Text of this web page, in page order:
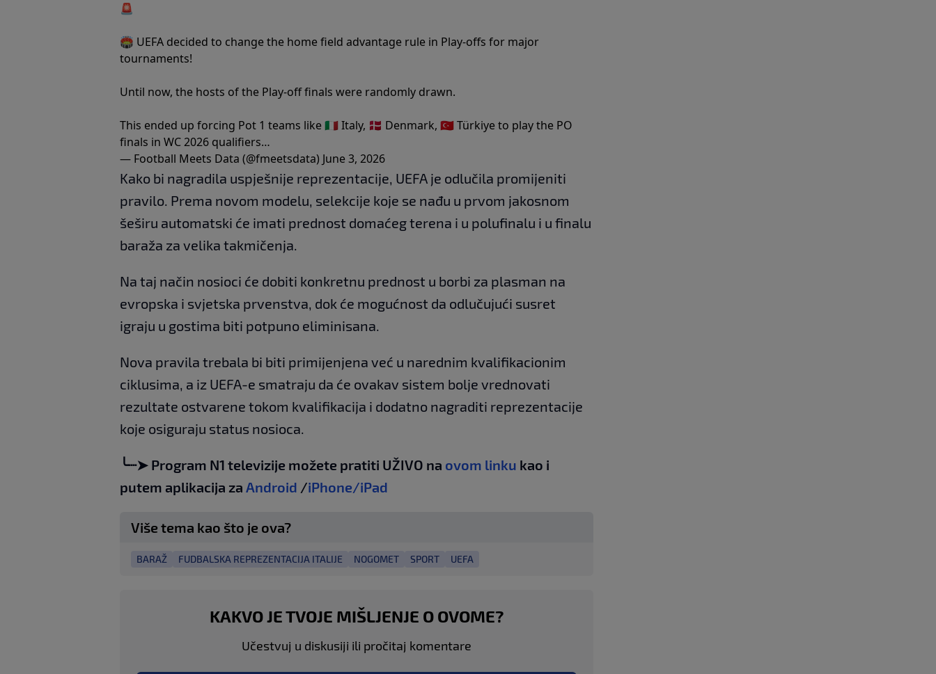
🚨
🏟️ UEFA decided to change the home field advantage rule in Play-offs for major
tournaments!
Until now, the hosts of the Play-off finals were randomly drawn.
This ended up forcing Pot 1 teams like 🇮🇹 Italy, 🇩🇰 Denmark, 🇹🇷 Türkiye to play the PO
finals in WC 2026 qualifiers…
— Football Meets Data (@fmeetsdata) June 3, 2026
Kako bi nagradila uspješnije reprezentacije, UEFA je odlučila promijeniti
pravilo. Prema novom modelu, selekcije koje se nađu u prvom jakosnom
šeširu automatski će imati prednost domaćeg terena i u polufinalu i u finalu
baraža za velika takmičenja.
Na taj način nosioci će dobiti konkretnu prednost u borbi za plasman na
evropska i svjetska prvenstva, dok će mogućnost da odlučujući susret
igraju u gostima biti potpuno eliminisana.
Nova pravila trebala bi biti primijenjena već u narednim kvalifikacionim
ciklusima, a iz UEFA-e smatraju da će ovakav sistem bolje vrednovati
rezultate ostvarene tokom kvalifikacija i dodatno nagraditi reprezentacije
koje osiguraju status nosioca.
╰┈➤ Program N1 televizije možete pratiti UŽIVO na ovom linku kao i
putem aplikacija za Android /iPhone/iPad
Više tema kao što je ova?
BARAŽ FUDBALSKA REPREZENTACIJA ITALIJE NOGOMET SPORT UEFA
KAKVO JE TVOJE MIŠLJENJE O OVOME?
Učestvuj u diskusiji ili pročitaj komentare